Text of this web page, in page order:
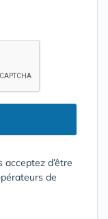
acceptez d’être
de